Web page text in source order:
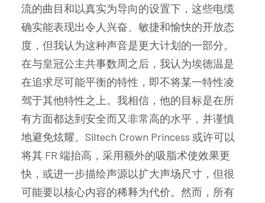
流的曲目和以真实为导向的设置下，这些电缆
确实能表现出令人兴奋、敏捷和愉快的开放态
度，但我认为这种声音是更大计划的一部分。
在与皇冠公主共事数周之后，我认为埃德温是
在追求尽可能平衡的特性，即不将某一特性凌
驾于其他特性之上。我相信，他的目标是在所
有方面都达到安全而又非常高的水平，并谨慎
地避免炫耀。Siltech Crown Princess 或许可以
将其 FR 端抬高，采用额外的吸脂术使效果更
快，或进一步描绘声源以扩大声场尺寸，但很
可能要以核心内容的稀释为代价。然而，所有